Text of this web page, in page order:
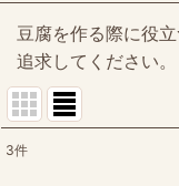
豆腐を作る際に役
追求してください。
3件